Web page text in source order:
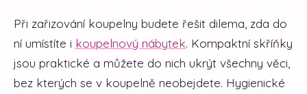
Při zařizování koupelny budete řešit dilema, zda do
ní umístíte i koupelnový nábytek. Kompaktní skříňky
jsou praktické a můžete do nich ukrýt všechny věci,
bez kterých se v koupelně neobejdete. Hygienické